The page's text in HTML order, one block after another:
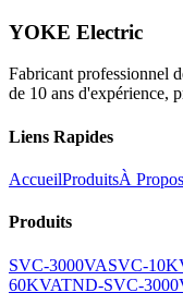
YOKE Electric
Fabricant professionnel
de 10 ans d'expérience,
Liens Rapides
AccueilProduitsÀ Propos
Produits
SVC-3000VASVC-
60KVATND-SVC-